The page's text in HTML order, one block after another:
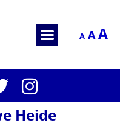
A A A
Heide